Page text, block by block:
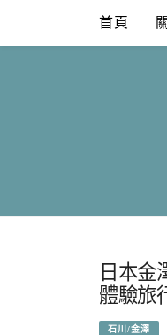
content
首頁
日本金
體驗旅
石川/金澤